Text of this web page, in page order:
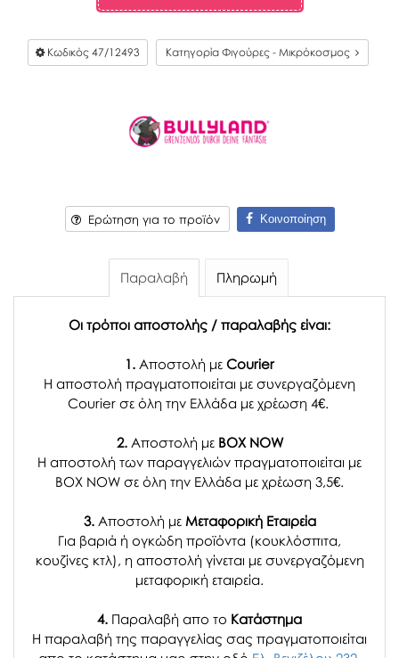
Κωδικός 47/12493 Κατηγορία Φιγούρες - Μικρόκοσμος
Ερώτηση για το προϊόν Κοινοποίηση
Παραλαβή Πληρωμή
Οι τρόποι αποστολής / παραλαβής είναι:
1. Αποστολή με Courier
Η αποστολή πραγματοποιείται με συνεργαζόμενη
Courier σε όλη την Ελλάδα με χρέωση 4€.
2. Αποστολή μεBOX NOW
Η αποστολή των παραγγελιών πραγματοποιείται με
BOX NOW σε όλη την Ελλάδα με χρέωση 3,5€.
3. Αποστολή μεΜεταφορική Εταιρεία
Για βαριά ή ογκώδη προϊόντα (κουκλόσπιτα,
κουζίνες κτλ), η αποστολή γίνεται με συνεργαζόμενη
μεταφορική εταιρεία.
4. Παραλαβή απο το Κατάστημα
H παραλαβή της παραγγελίας σας πραγματοποιείται